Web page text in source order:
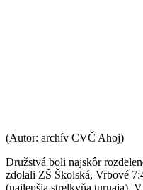
(Autor: archív CVČ Ahoj)
Družstvá boli najskôr
zdolali ZŠ Školská, Vrbové